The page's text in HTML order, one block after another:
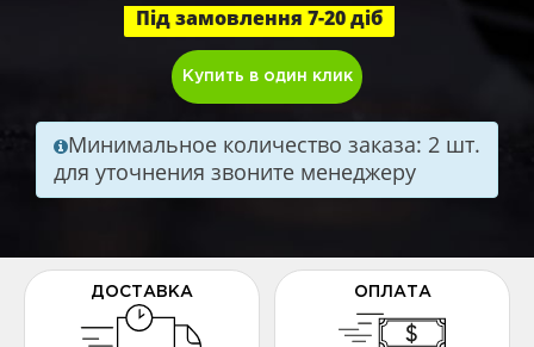
Під замовлення 7-20 діб
Купить в один клик
Минимальное количество заказа: 2 шт.
для уточнения звоните менеджеру
ДОСТАВКА ОПЛАТА